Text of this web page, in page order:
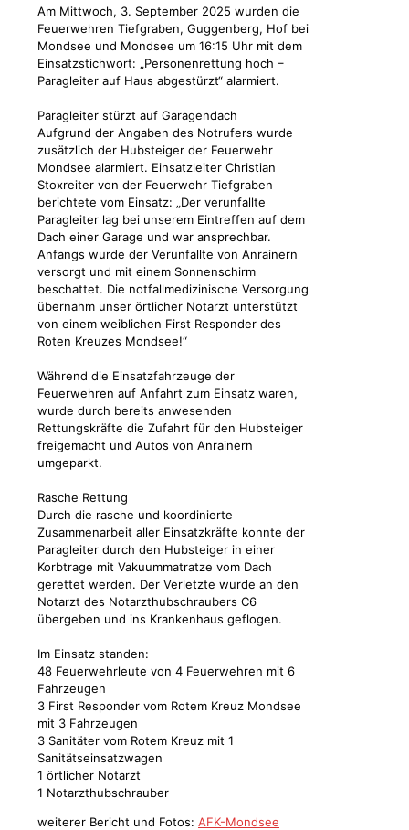
Am Mittwoch, 3. September 2025 wurden die
Feuerwehren Tiefgraben, Guggenberg, Hof bei
Mondsee und Mondsee um 16:15 Uhr mit dem
Einsatzstichwort: „Personenrettung hoch –
Paragleiter auf Haus abgestürzt“ alarmiert.
Paragleiter stürzt auf Garagendach
Aufgrund der Angaben des Notrufers wurde
zusätzlich der Hubsteiger der Feuerwehr
Mondsee alarmiert. Einsatzleiter Christian
Stoxreiter von der Feuerwehr Tiefgraben
berichtete vom Einsatz: „Der verunfallte
Paragleiter lag bei unserem Eintreffen auf dem
Dach einer Garage und war ansprechbar.
Anfangs wurde der Verunfallte von Anrainern
versorgt und mit einem Sonnenschirm
beschattet. Die notfallmedizinische Versorgung
übernahm unser örtlicher Notarzt unterstützt
von einem weiblichen First Responder des
Roten Kreuzes Mondsee!“
Während die Einsatzfahrzeuge der
Feuerwehren auf Anfahrt zum Einsatz waren,
wurde durch bereits anwesenden
Rettungskräfte die Zufahrt für den Hubsteiger
freigemacht und Autos von Anrainern
umgeparkt.
Rasche Rettung
Durch die rasche und koordinierte
Zusammenarbeit aller Einsatzkräfte konnte der
Paragleiter durch den Hubsteiger in einer
Korbtrage mit Vakuummatratze vom Dach
gerettet werden. Der Verletzte wurde an den
Notarzt des Notarzthubschraubers C6
übergeben und ins Krankenhaus geflogen.
Im Einsatz standen:
48 Feuerwehrleute von 4 Feuerwehren mit 6
Fahrzeugen
3 First Responder vom Rotem Kreuz Mondsee
mit 3 Fahrzeugen
3 Sanitäter vom Rotem Kreuz mit 1
Sanitätseinsatzwagen
1 örtlicher Notarzt
1 Notarzthubschrauber
weiterer Bericht und Fotos: AFK-Mondsee